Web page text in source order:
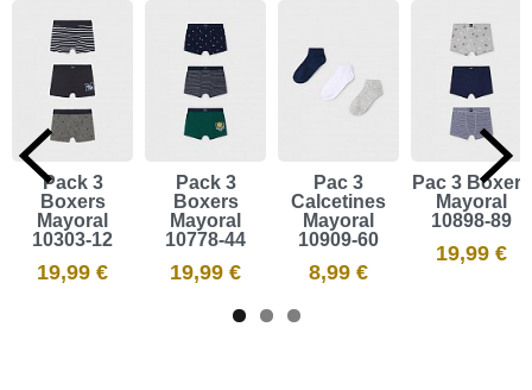
Pack 3
Boxers
Mayoral
10303-12
19,99 €
Pack 3
Boxers
Mayoral
10778-44
19,99 €
Pac 3
Calcetines
Mayoral
10909-60
8,99 €
Pac 3 Bóxers
Mayoral
10898-89
19,99 €